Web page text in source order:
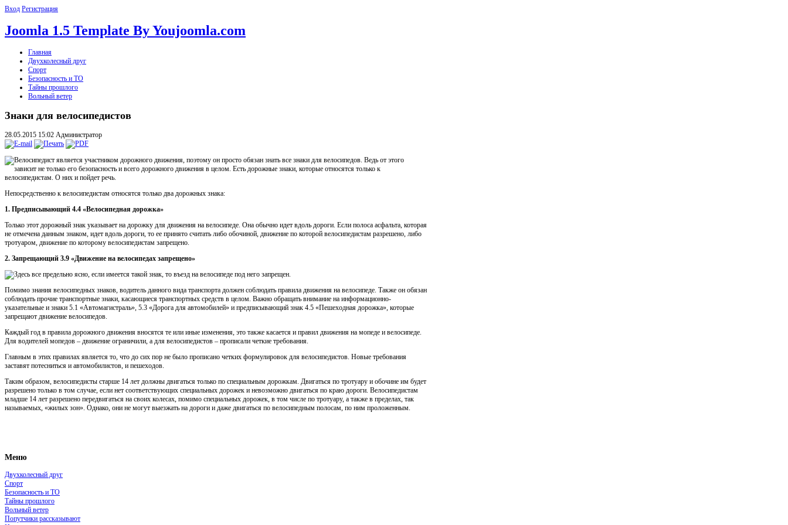
Вход Регистрация
Joomla 1.5 Template By Youjoomla.com
Главная
Двухколесный друг
Спорт
Безопасность и ТО
Тайны прошлого
Вольный ветер
Знаки для велосипедистов
28.05.2015 15:02 Администратор
Велосипедист является участником дорожного движения, поэтому он просто обязан знать все знаки для велосипедов. Ведь от этого
зависит не только его безопасность и всего дорожного движения в целом. Есть дорожные знаки, которые относятся только к
велосипедистам. О них и пойдет речь.
Непосредственно к велосипедистам относятся только два дорожных знака:
1. Предписывающий 4.4 «Велосипедная дорожка»
Только этот дорожный знак указывает на дорожку для движения на велосипеде. Она обычно идет вдоль дороги. Если полоса асфальта, которая
не отмечена данным знаком, идет вдоль дороги, то ее принято считать либо обочиной, движение по которой велосипедистам разрешено, либо
тротуаром, движение по которому велосипедистам запрещено.
2. Запрещающий 3.9 «Движение на велосипедах запрещено»
Здесь все предельно ясно, если имеется такой знак, то въезд на велосипеде под него запрещен.
Помимо знания велосипедных знаков, водитель данного вида транспорта должен соблюдать правила движения на велосипеде. Также он обязан
соблюдать прочие транспортные знаки, касающиеся транспортных средств в целом. Важно обращать внимание на информационно-
указательные и знаки 5.1 «Автомагистраль», 5.3 «Дорога для автомобилей» и предписывающий знак 4.5 «Пешеходная дорожка», которые
запрещают движение велосипедов.
Каждый год в правила дорожного движения вносятся те или иные изменения, это также касается и правил движения на мопеде и велосипеде.
Для водителей мопедов – движение ограничили, а для велосипедистов – прописали четкие требования.
Главным в этих правилах является то, что до сих пор не было прописано четких формулировок для велосипедистов. Новые требования
заставят потесниться и автомобилистов, и пешеходов.
Таким образом, велосипедисты старше 14 лет должны двигаться только по специальным дорожкам. Двигаться по тротуару и обочине им будет
разрешено только в том случае, если нет соответствующих специальных дорожек и невозможно двигаться по краю дороги. Велосипедистам
младше 14 лет разрешено передвигаться на своих колесах, помимо специальных дорожек, в том числе по тротуару, а также в пределах, так
называемых, «жилых зон». Однако, они не могут выезжать на дороги и даже двигаться по велосипедным полосам, по ним проложенным.
Меню
Двухколесный друг
Спорт
Безопасность и ТО
Тайны прошлого
Вольный ветер
Попутчики рассказывают